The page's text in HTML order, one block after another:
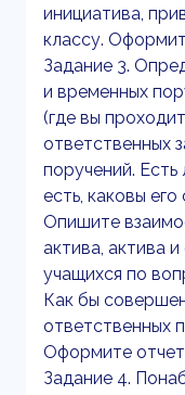
инициатива,
классу.
Задание 3.
и временных
(где вы
ответственных
поручений. Есть
есть, каковы
Опишите
актива, актива
учащихся по
Как бы
ответственных
Оформите
Задание 4.